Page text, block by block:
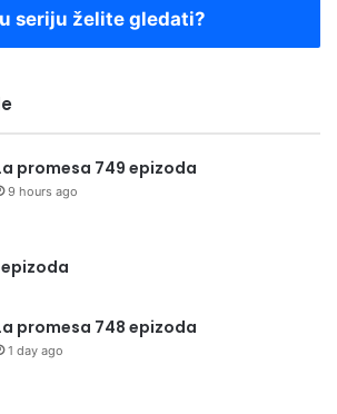
seriju želite gledati?
promesa 749 epizoda
9 hours ago
promesa 748 epizoda
1 day ago